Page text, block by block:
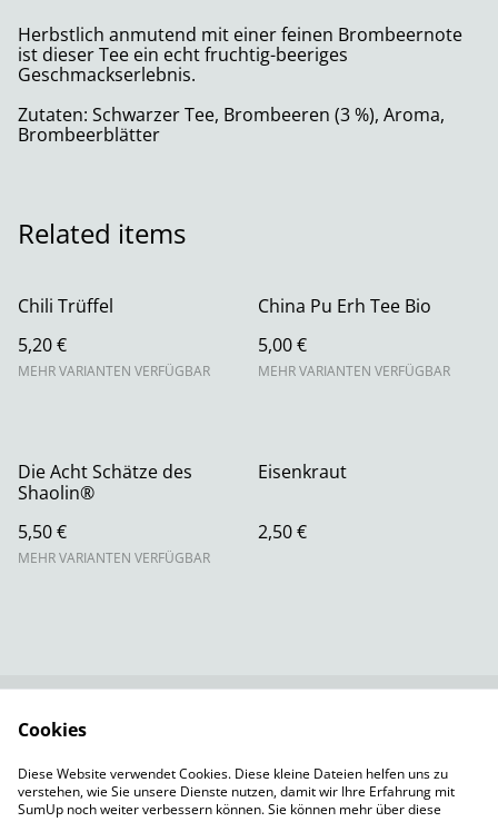
Herbstlich anmutend mit einer feinen Brombeernote
ist dieser Tee ein echt fruchtig-beeriges
Geschmackserlebnis.
Zutaten: Schwarzer Tee, Brombeeren (3 %), Aroma,
Brombeerblätter
Related items
Chili Trüffel
5,20 €
MEHR VARIANTEN VERFÜGBAR
China Pu Erh Tee Bio
5,00 €
MEHR VARIANTEN VERFÜGBAR
Die Acht Schätze des
Shaolin®
5,50 €
MEHR VARIANTEN VERFÜGBAR
Eisenkraut
2,50 €
Cookie-Richtlinie
Versandbedingungen
Impressum
Cookies
Diese Website verwendet Cookies. Diese kleine Dateien helfen uns zu
verstehen, wie Sie unsere Dienste nutzen, damit wir Ihre Erfahrung mit
SumUp noch weiter verbessern können. Sie können mehr über diese